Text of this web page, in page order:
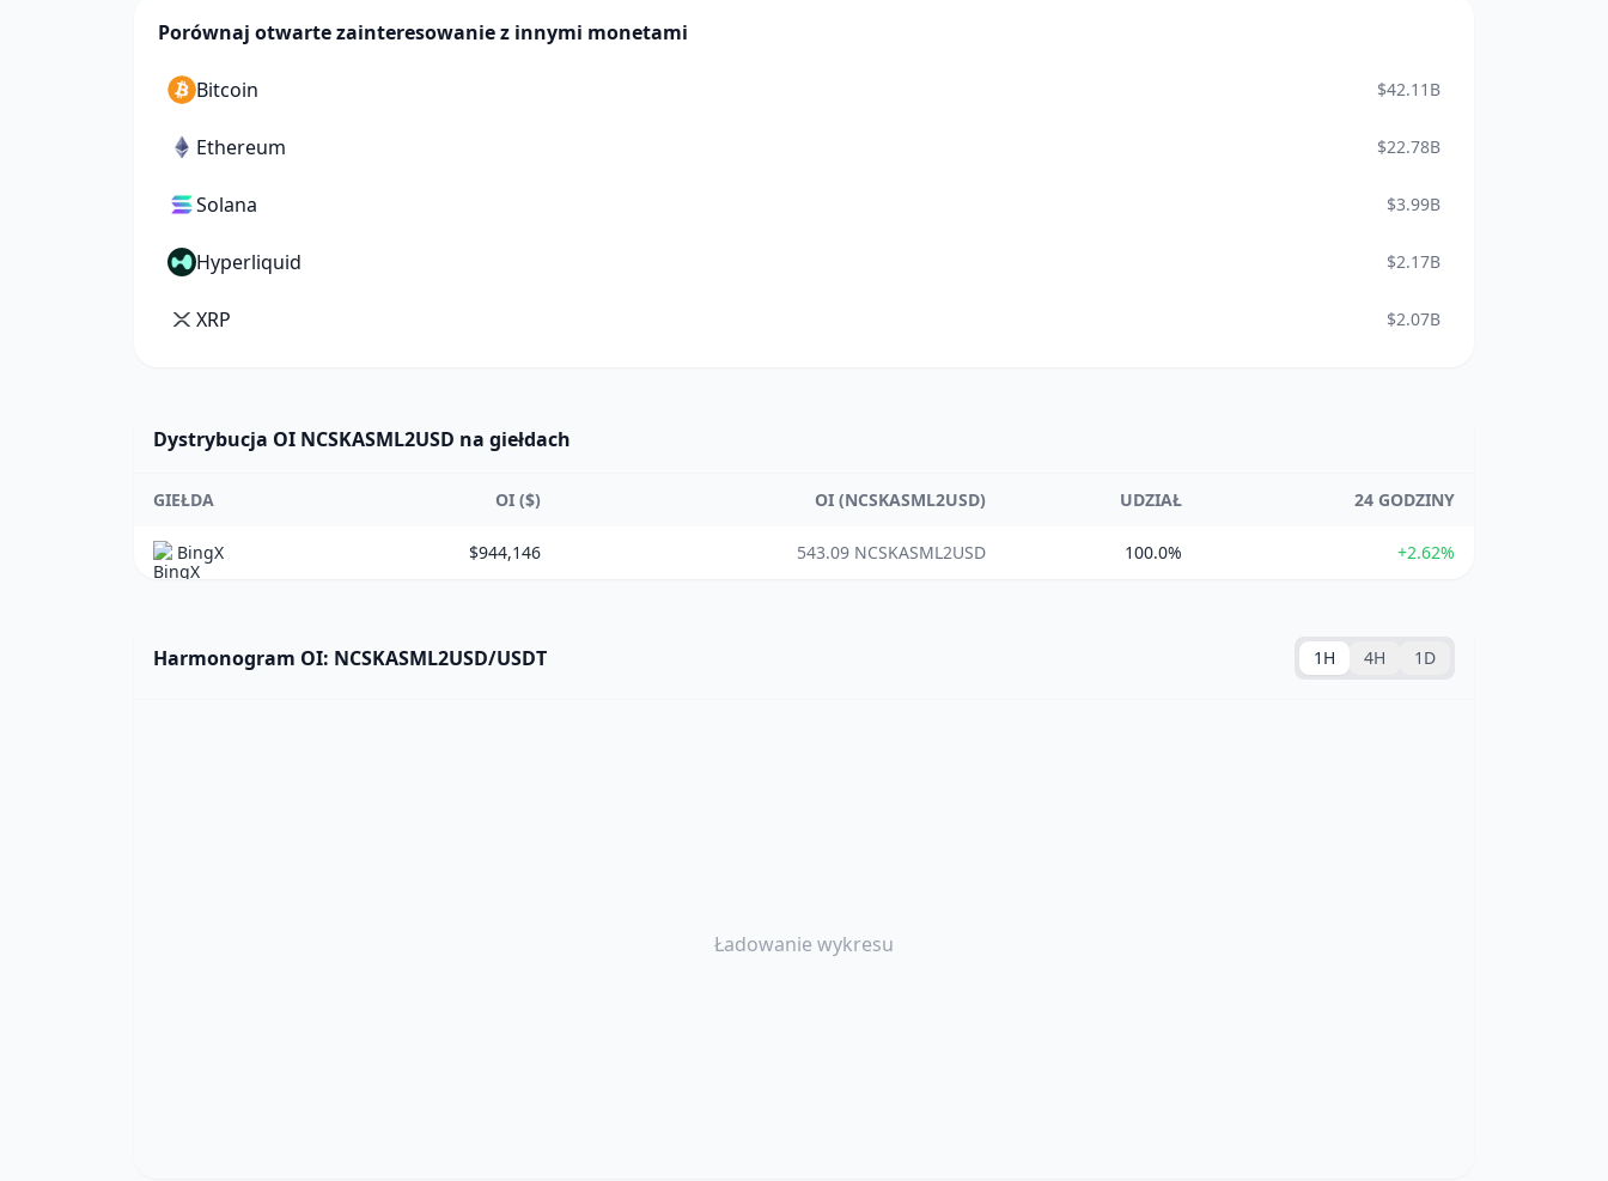
Porównaj otwarte zainteresowanie z innymi monetami
Bitcoin $42.11B
Ethereum $22.78B
Solana $3.99B
Hyperliquid $2.17B
XRP $2.07B
Dystrybucja OI NCSKASML2USD na giełdach
GIEŁDA OI ($) OI (NCSKASML2USD) UDZIAŁ 24 GODZINY
BingX $944,146 543.09 NCSKASML2USD 100.0% +2.62%
Harmonogram OI: NCSKASML2USD/USDT 1H 4H 1D
Ładowanie wykresu